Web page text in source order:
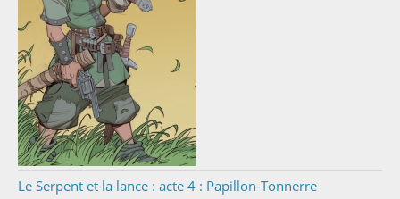
Le Serpent et la lance : acte 4 : Papillon-Tonnerre